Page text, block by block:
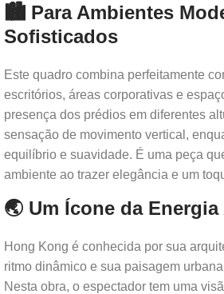
🏙 Para Ambientes
Sofisticados
Este quadro combina perfeitamente
escritórios, áreas corporativas e
presença dos prédios em diferentes
sensação de movimento vertical,
equilíbrio e suavidade. É uma peça
ambiente ao trazer elegância e um
🌏 Um Ícone da
Hong Kong é conhecida por sua
ritmo dinâmico e sua paisagem
Nesta obra, o espectador tem uma